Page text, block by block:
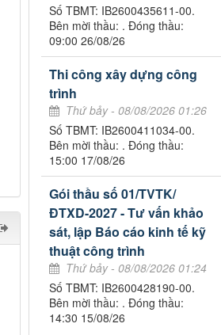
Số TBMT: IB2600435611-00.
Bên mời thầu: . Đóng thầu:
09:00 26/08/26
Thi công xây dựng công
trình
Thứ bảy - 08/08/2026 01:26
Số TBMT: IB2600411034-00.
Bên mời thầu: . Đóng thầu:
15:00 17/08/26
Gói thầu số 01/TVTK/
ĐTXD-2027 - Tư vấn khảo
sát, lập Báo cáo kinh tế kỹ
thuật công trình
Thứ bảy - 08/08/2026 01:24
Số TBMT: IB2600428190-00.
Bên mời thầu: . Đóng thầu:
14:30 15/08/26